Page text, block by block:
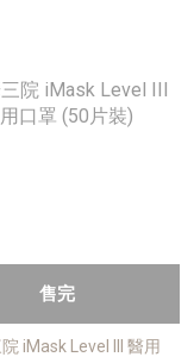
售完
iMask Level III 醫用